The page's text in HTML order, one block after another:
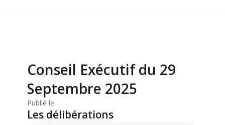
Conseil Exécutif du 29
Septembre 2025
Publié le
Les délibérations